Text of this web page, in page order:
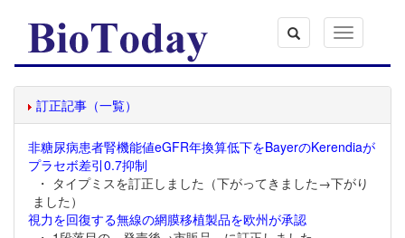
Toggle
navigation
訂正記事（一覧）
非糖尿病患者腎機能値eGFR年換算低下をBayerのKerendiaが
プラセボ差引0.7抑制
・ タイプミスを訂正しました（下がってきました→下がり
ました）
視力を回復する無線の網膜移植製品を欧州が承認